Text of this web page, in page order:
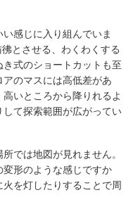
感じに入り組んでいま
とさせる、わくわくする
式のショートカットも至
のマスには高低差があ
いところから降りれるよ
て探索範囲が広がってい
では地図が見れません。
形のような感じですか
を灯したりすることで周